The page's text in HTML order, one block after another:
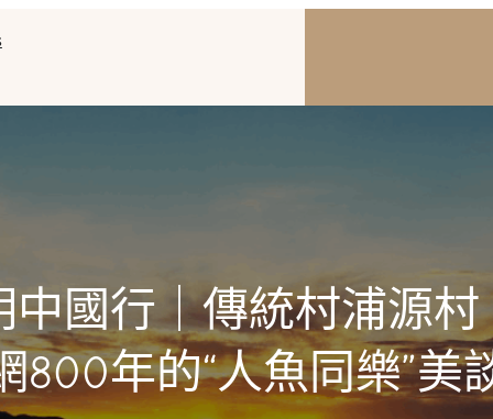
中國行｜傳統村浦源
800年的“人魚同樂”美